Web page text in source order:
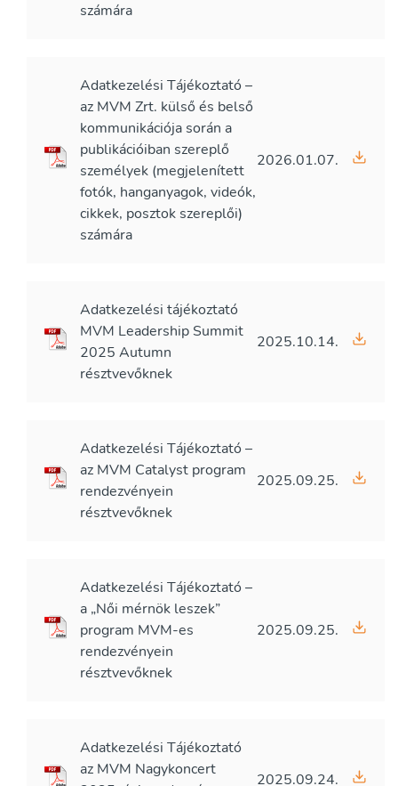
számára
Adatkezelési Tájékoztató –
az MVM Zrt. külső és belső
kommunikációja során a
publikációiban szereplő
személyek (megjelenített
fotók, hanganyagok, videók,
cikkek, posztok szereplői)
számára
2026.01.07.
Adatkezelési tájékoztató
MVM Leadership Summit
2025 Autumn
résztvevőknek
2025.10.14.
Adatkezelési Tájékoztató –
az MVM Catalyst program
rendezvényein
résztvevőknek
2025.09.25.
Adatkezelési Tájékoztató –
a „Női mérnök leszek”
program MVM-es
rendezvényein
résztvevőknek
2025.09.25.
Adatkezelési Tájékoztató
az MVM Nagykoncert
2025.09.24.